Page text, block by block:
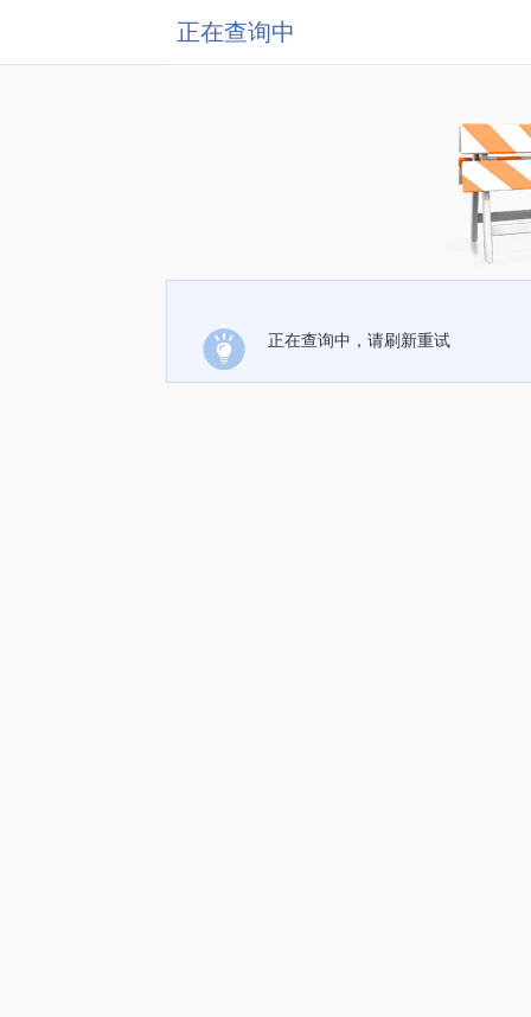
正在查询中
正在查询中，请刷新重试